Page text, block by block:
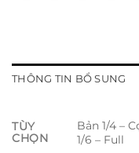
THÔNG TIN BỔ SUNG
TÙY
CHỌN
Bản 1/4 –
1/6 – Full